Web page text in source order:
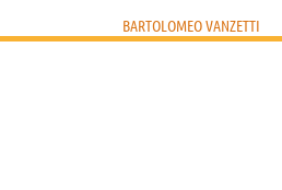
BARTOLOMEO VANZETTI